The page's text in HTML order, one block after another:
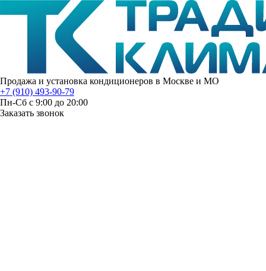
Продажа и установка кондиционеров в Москве и МО
+7 (910) 493-90-79
Пн-Сб с 9:00 до 20:00
Заказать звонок